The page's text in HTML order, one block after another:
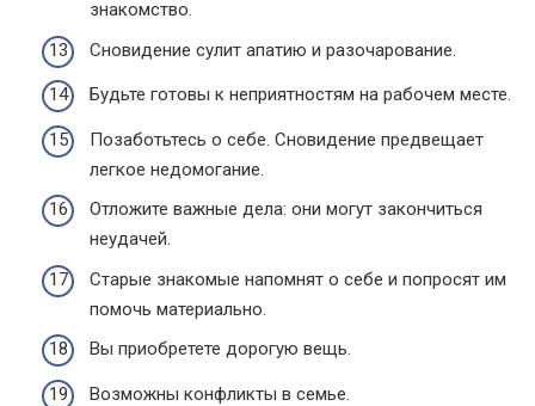
знакомство.
Сновидение сулит апатию и разочарование.
Будьте готовы к неприятностям на рабочем месте.
Позаботьтесь о себе. Сновидение предвещает
легкое недомогание.
Отложите важные дела: они могут закончиться
неудачей.
Старые знакомые напомнят о себе и попросят им
помочь материально.
Вы приобретете дорогую вещь.
Возможны конфликты в семье.